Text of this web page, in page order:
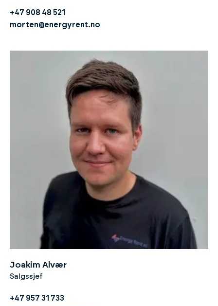
+47 908 48 521
morten@energyrent.no
Joakim Alvær
Salgssjef
+47 957 31 733